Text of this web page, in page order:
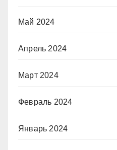
Май 2024
Апрель 2024
Март 2024
Февраль 2024
Январь 2024